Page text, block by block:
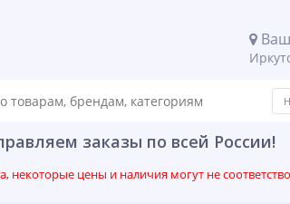
заказы по всей России!
некоторые цены и наличия могут не